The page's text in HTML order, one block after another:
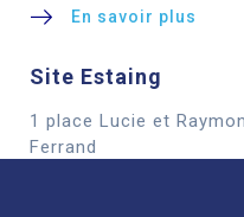
En savoir plus
Site Estaing
1 place Lucie et
Ferrand